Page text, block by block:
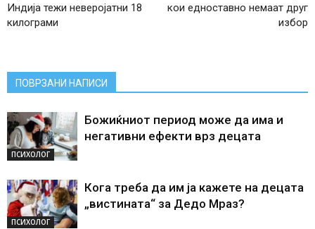
Индија тежи неверојатни 18
килограми
кои едноставно немаат друг
избор
ПОВРЗАНИ НАПИСИ
ПСИХОЛОГ
Божиќниот период може да има и
негативни ефекти врз децата
ПСИХОЛОГ
Кога треба да им ја кажете на децата
„вистината“ за Дедо Мраз?